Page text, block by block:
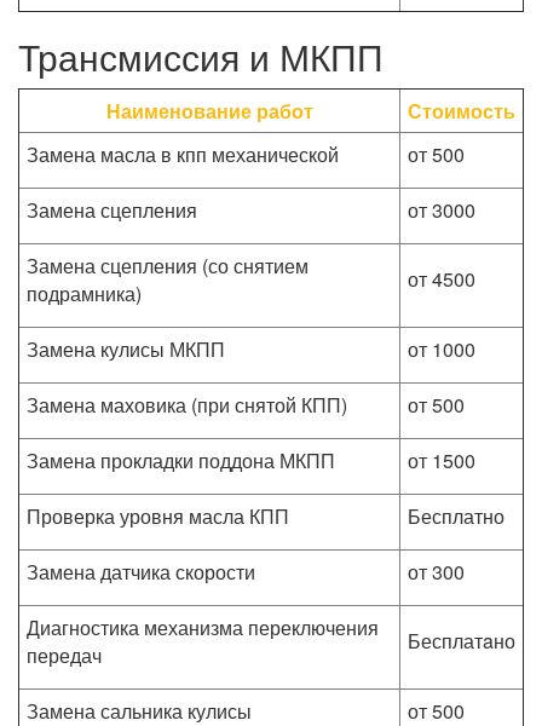
Трансмиссия и МКПП
Наименование работ
Стоимость
Замена масла в кпп механической
от 500
Замена сцепления
от 3000
Замена сцепления (со снятием
подрамника)
от 4500
Замена кулисы МКПП
от 1000
Замена маховика (при снятой КПП)
от 500
Замена прокладки поддона МКПП
от 1500
Проверка уровня масла КПП
Бесплатно
Замена датчика скорости
от 300
Диагностика механизма переключения
передач
Бесплатaно
Замена сальника кулисы
от 500